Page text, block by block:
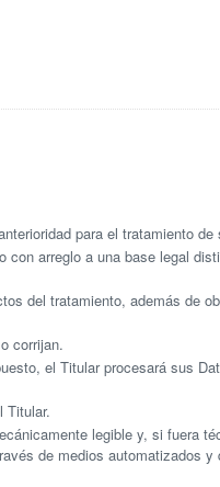
para el tratamiento
arreglo a una base legal
del tratamiento, además de
corrijan.
el Titular procesará sus
Titular.
legible y, si fuera
de medios automatizados